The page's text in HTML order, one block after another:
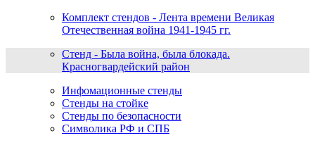
Комплект стендов - Лента времени Великая
Отечественная война 1941-1945 гг.
Стенд - Была война, была блокада.
Красногвардейский район
Инфомационные стенды
Стенды на стойке
Стенды по безопасности
Символика РФ и СПБ